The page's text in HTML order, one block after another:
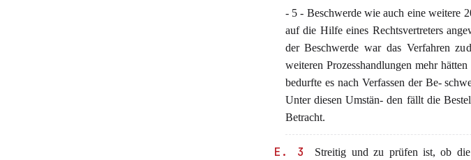
- 5 - Beschwerde wie auch eine weitere
auf die Hilfe eines Rechtsvertreters
der Beschwerde war das Verfahren
weiteren Prozesshandlungen mehr
bedurfte es nach Verfassen der Be-
Unter diesen Umstän- den fällt die
Betracht.
E. 3
Streitig und zu prüfen ist, ob die